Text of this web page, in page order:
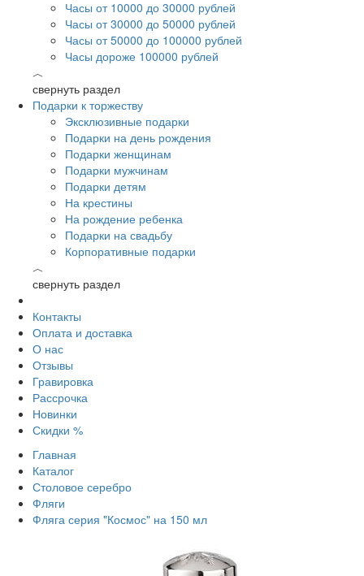
Часы от 10000 до 30000 рублей
Часы от 30000 до 50000 рублей
Часы от 50000 до 100000 рублей
Часы дороже 100000 рублей
︿
свернуть раздел
Подарки к торжеству
Эксклюзивные подарки
Подарки на день рождения
Подарки женщинам
Подарки мужчинам
Подарки детям
На крестины
На рождение ребенка
Подарки на свадьбу
Корпоративные подарки
︿
свернуть раздел
Контакты
Оплата и доставка
О нас
Отзывы
Гравировка
Рассрочка
Новинки
Скидки %
Главная
Каталог
Столовое серебро
Фляги
Фляга серия "Космос" на 150 мл